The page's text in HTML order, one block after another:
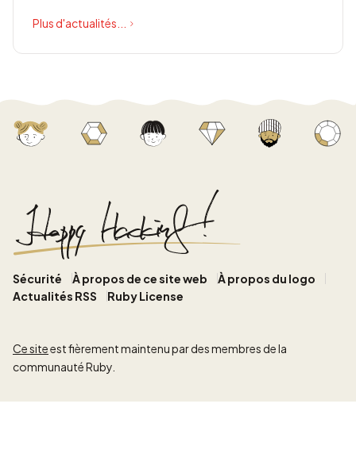
Plus d'actualités...
Sécurité À propos de ce site web
À propos du logo
Actualités RSS
Ruby License
Ce siteest fièrement maintenu par des membres de la
communauté Ruby.